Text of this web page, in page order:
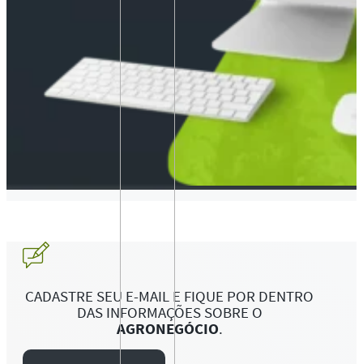
CADASTRE SEU E-MAIL E FIQUE POR DENTRO
DAS INFORMAÇÕES SOBRE O
AGRONEGÓCIO.